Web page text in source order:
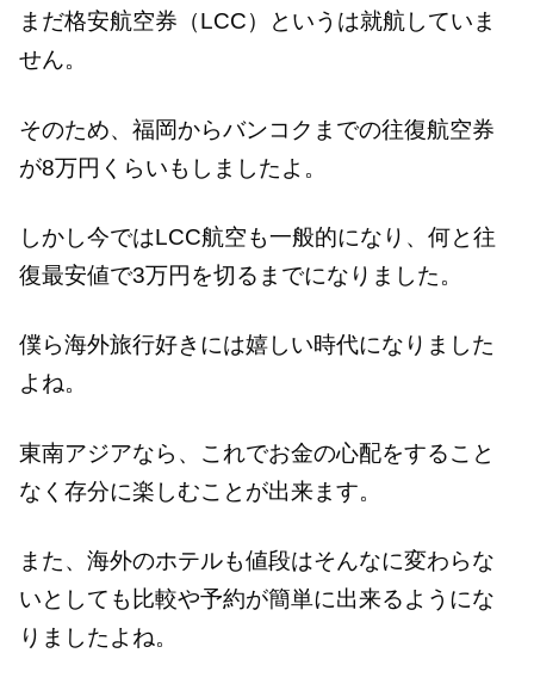
まだ格安航空券（LCC）というは就航していま
せん。
そのため、福岡からバンコクまでの往復航空券
が8万円くらいもしましたよ。
しかし今ではLCC航空も一般的になり、何と往
復最安値で3万円を切るまでになりました。
僕ら海外旅行好きには嬉しい時代になりました
よね。
東南アジアなら、これでお金の心配をすること
なく存分に楽しむことが出来ます。
また、海外のホテルも値段はそんなに変わらな
いとしても比較や予約が簡単に出来るようにな
りましたよね。